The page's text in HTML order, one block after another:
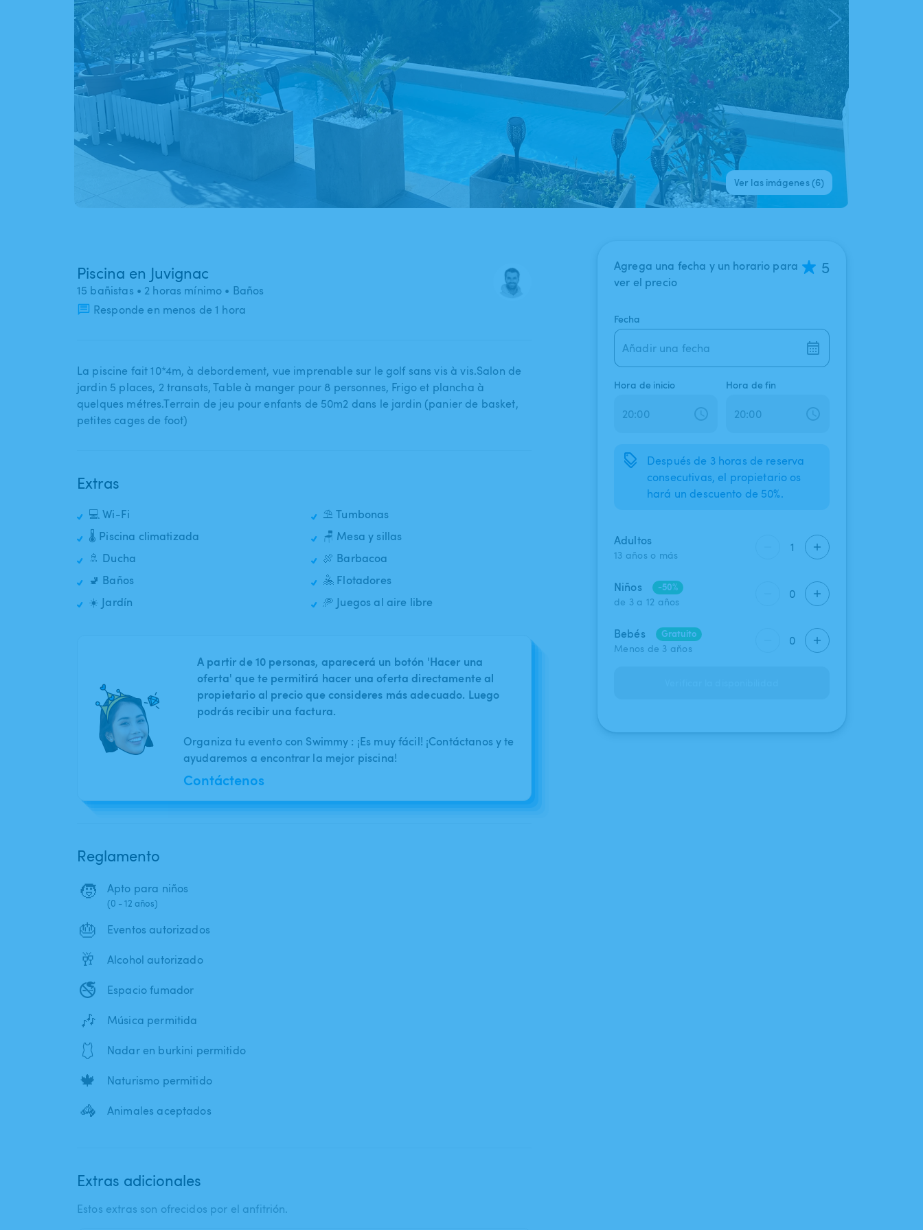
Ver las imágenes (6)
Piscina en Juvignac
15 bañistas • 2 horas mínimo • Baños
Responde en menos de 1 hora
La piscine fait 10*4m​,​ à debordement​,​ vue imprenable sur le golf sans vis à vis.Salon de
jardin 5 places​,​ 2 transats​,​ Table à manger pour 8 personnes​,​ Frigo et plancha à
quelques métres.Terrain de jeu pour enfants de 50m2 dans le jardin (panier de basket​,​
petites cages de foot)
Extras
💻 Wi-Fi
🌡️ Piscina climatizada
🚿 Ducha
🚽 Baños
☀️ Jardín
⛱️ Tumbonas
🪑 Mesa y sillas
🍖 Barbacoa
🤽 Flotadores
🥏 Juegos al aire libre
A partir de 10 personas, aparecerá un botón 'Hacer una
oferta' que te permitirá hacer una oferta directamente al
propietario al precio que consideres más adecuado. Luego
podrás recibir una factura.
Organiza tu evento con Swimmy : ¡Es muy fácil! ¡Contáctanos y te
ayudaremos a encontrar la mejor piscina!
Contáctenos
Reglamento
🧒 Apto para niños
(0 - 12 años)
🎂 Eventos autorizados
🥂 Alcohol autorizado
🚭 Espacio fumador
🎶 Música permitida
🩱 Nadar en burkini permitido
🍁 Naturismo permitido
🦓 Animales aceptados
Extras adicionales
Estos extras son ofrecidos por el anfitrión.
Agrega una fecha y un horario para
ver el precio
5
Fecha
Añadir una fecha
Hora de inicio Hora de fin
Después de 3 horas de reserva
consecutivas, el propietario os
hará un descuento de 50%.
Adultos
13 años o más
1
Niños
-50%
de 3 a 12 años
0
Bebés
Gratuito
Menos de 3 años
0